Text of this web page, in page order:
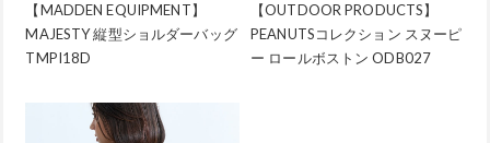
【MADDEN EQUIPMENT】
MAJESTY 縦型ショルダーバッグ
TMPI18D
【OUTDOOR PRODUCTS】
PEANUTSコレクション スヌーピ
ー ロールボストン ODB027